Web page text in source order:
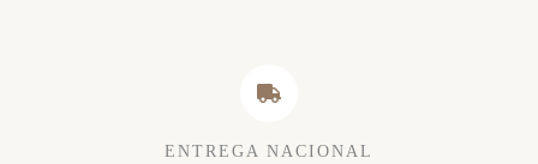
ENTREGA NACIONAL